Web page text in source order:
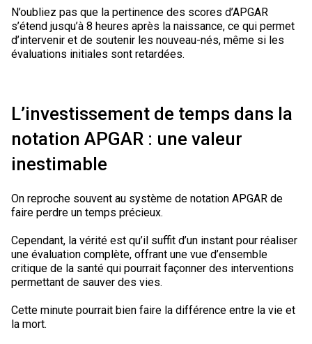
N’oubliez pas que la pertinence des scores d’APGAR
s’étend jusqu’à 8 heures après la naissance, ce qui permet
d’intervenir et de soutenir les nouveau-nés, même si les
évaluations initiales sont retardées.
L’investissement de temps dans la
notation APGAR : une valeur
inestimable
On reproche souvent au système de notation APGAR de
faire perdre un temps précieux.
Cependant, la vérité est qu’il suffit d’un instant pour réaliser
une évaluation complète, offrant une vue d’ensemble
critique de la santé qui pourrait façonner des interventions
permettant de sauver des vies.
Cette minute pourrait bien faire la différence entre la vie et
la mort.